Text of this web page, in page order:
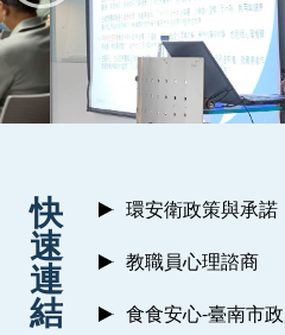
快
速
連
結
環安衛政策與承諾
教職員心理諮商
食食安心-臺南市